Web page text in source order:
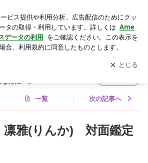
by Ameba
して ブログの更新通知
を受け取りまし
開く
たに～」
一覧 次の記事へ
凛雅(りんか) 対面鑑定